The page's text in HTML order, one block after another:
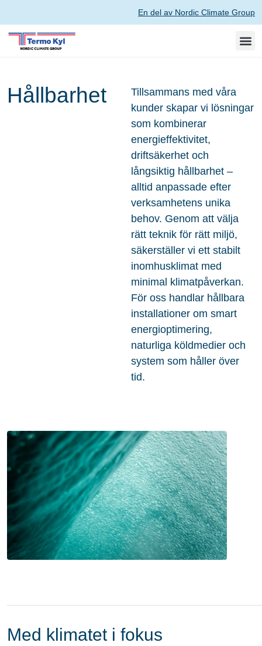
En del av Nordic Climate Group
Hållbarhet
Tillsammans med våra
kunder skapar vi lösningar
som kombinerar
energieffektivitet,
driftsäkerhet och
långsiktig hållbarhet –
alltid anpassade efter
verksamhetens unika
behov. Genom att välja
rätt teknik för rätt miljö,
säkerställer vi ett stabilt
inomhusklimat med
minimal klimatpåverkan.
För oss handlar hållbara
installationer om smart
energioptimering,
naturliga köldmedier och
system som håller över
tid.
Med klimatet i fokus